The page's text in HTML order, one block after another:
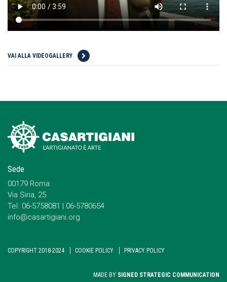
VAI ALLA VIDEOGALLERY
Sede
00179 Roma
Via Siria, 25
Tel. 06-5758081 | 06-5780654
info@casartigiani.org
COPYRIGHT 2018-2024 COOKIE POLICY PRIVACY POLICY
MADE BY SIGNED STRATEGIC COMMUNICATION